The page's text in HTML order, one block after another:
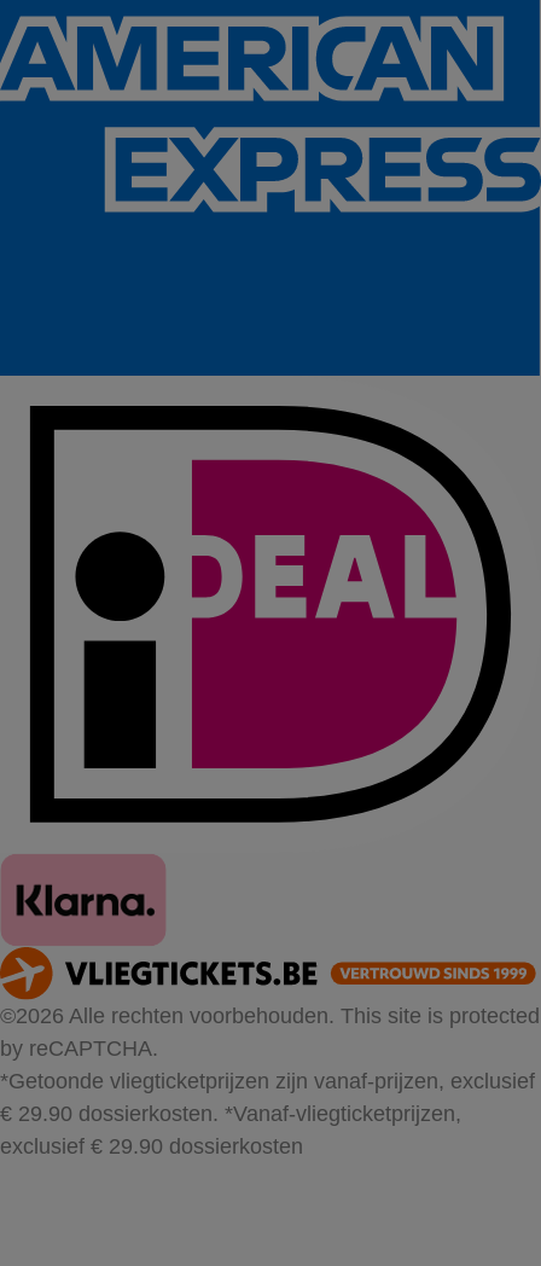
©2026 Alle rechten voorbehouden. This site is protected
by reCAPTCHA.
*Getoonde vliegticketprijzen zijn vanaf-prijzen, exclusief
€ 29.90 dossierkosten. *Vanaf-vliegticketprijzen,
exclusief € 29.90 dossierkosten